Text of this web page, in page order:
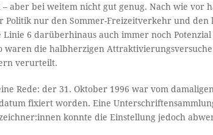
aber bei weitem nicht gut genug. Nach wie vor
nur den Sommer-Freizeitverkehr und den
6 darüberhinaus auch immer noch Potenzial
waren die halbherzigen
verurteilt.
Rede: der 31. Oktober 1996 war vom
fixiert worden. Eine
konnte die Einstellung jedoch